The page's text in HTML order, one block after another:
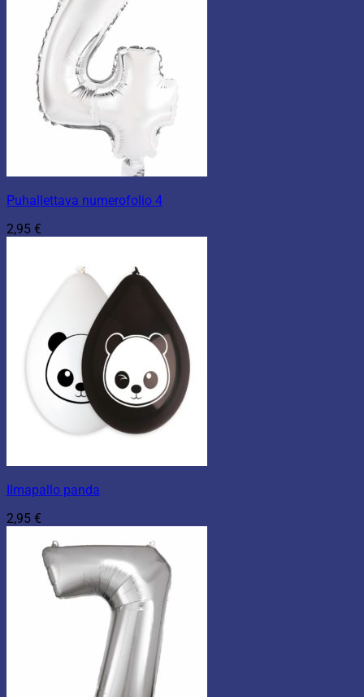
Puhallettava numerofolio 4
2,95 €
Ilmapallo panda
2,95 €